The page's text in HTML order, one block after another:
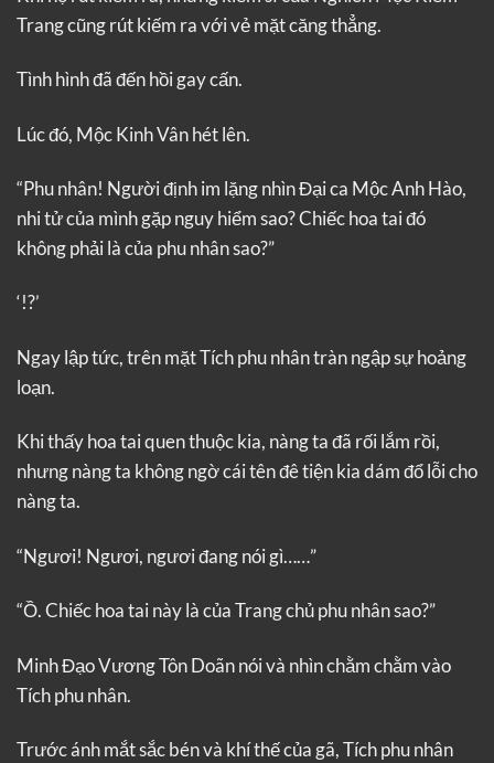
Trang cũng rút kiếm ra với vẻ mặt căng thẳng.
Tình hình đã đến hồi gay cấn.
Lúc đó, Mộc Kinh Vân hét lên.
“Phu nhân! Người định im lặng nhìn Đại ca Mộc Anh Hào,
nhi tử của mình gặp nguy hiểm sao? Chiếc hoa tai đó
không phải là của phu nhân sao?”
‘!?’
Ngay lập tức, trên mặt Tích phu nhân tràn ngập sự hoảng
loạn.
Khi thấy hoa tai quen thuộc kia, nàng ta đã rối lắm rồi,
nhưng nàng ta không ngờ cái tên đê tiện kia dám đổ lỗi cho
nàng ta.
“Ngươi! Ngươi, ngươi đang nói gì……”
“Ồ. Chiếc hoa tai này là của Trang chủ phu nhân sao?”
Minh Đạo Vương Tôn Doãn nói và nhìn chằm chằm vào
Tích phu nhân.
Trước ánh mắt sắc bén và khí thế của gã, Tích phu nhân